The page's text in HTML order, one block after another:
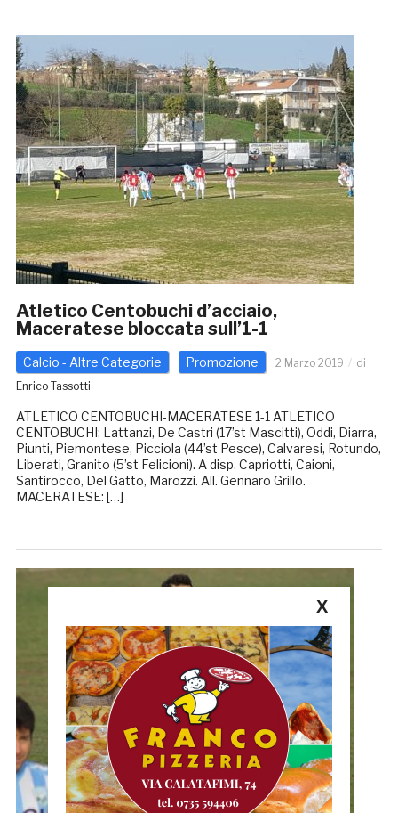
Atletico Centobuchi d’acciaio,
Maceratese bloccata sull’1-1
Calcio - Altre Categorie Promozione 2 Marzo 2019
di
Enrico Tassotti
ATLETICO CENTOBUCHI-MACERATESE 1-1 ATLETICO
CENTOBUCHI: Lattanzi, De Castri (17’st Mascitti), Oddi, Diarra,
Piunti, Piemontese, Picciola (44’st Pesce), Calvaresi, Rotundo,
Liberati, Granito (5’st Felicioni). A disp. Capriotti, Caioni,
Santirocco, Del Gatto, Marozzi. All. Gennaro Grillo.
MACERATESE: […]
X